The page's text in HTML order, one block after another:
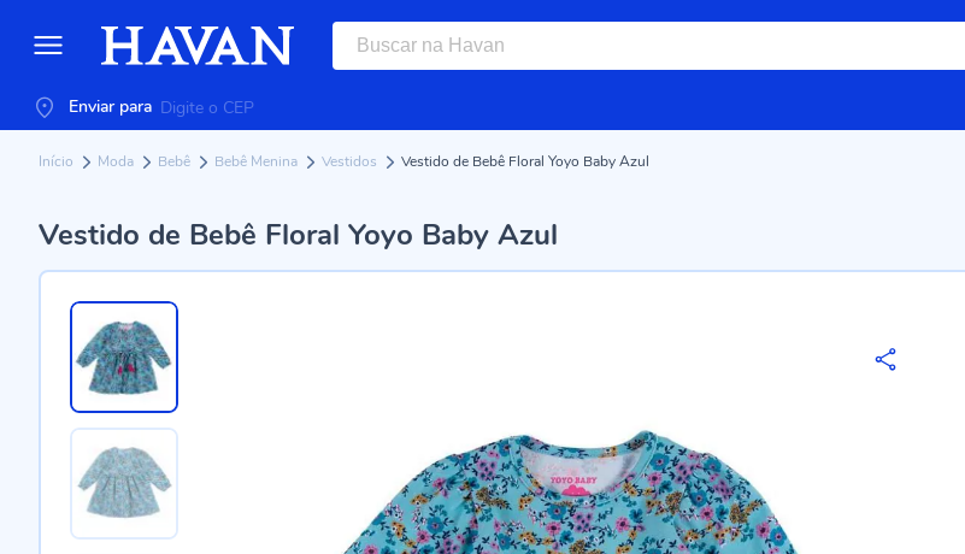
Enviar para
Início Moda Bebê Bebê Menina Vestidos Vestido de Bebê Floral Yoyo Baby Azul
Vestido de Bebê Floral Yoyo Baby Azul